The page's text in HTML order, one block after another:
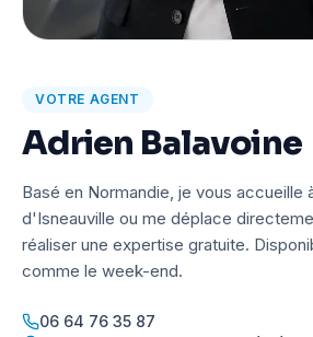
VOTRE AGENT
Adrien Balavoine
Basé en Normandie, je vous accueille
d'Isneauville ou me déplace
réaliser une expertise gratuite.
comme le week-end.
06 64 76 35 87